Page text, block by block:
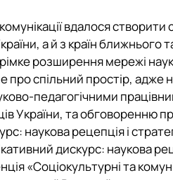
вдалося створити
а й з країн
розширення мережі
про спільний простір, адже
педагогічними
України, та обговоренню
наукова рецепція і
дискурс: наукова
«Соціокультурні та